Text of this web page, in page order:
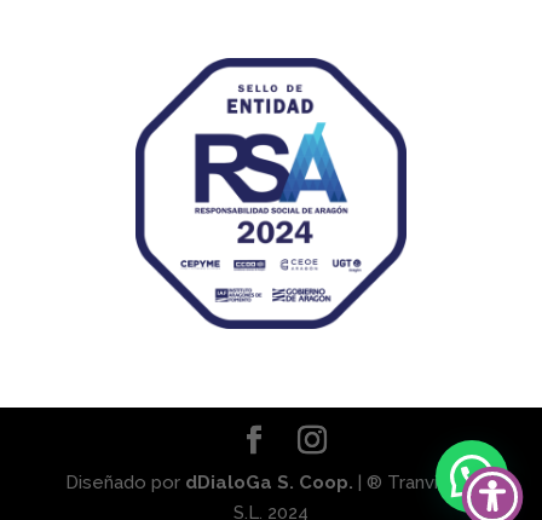
Diseñado por dDialoGa S. Coop. | ® Tranviaser
S.L. 2024